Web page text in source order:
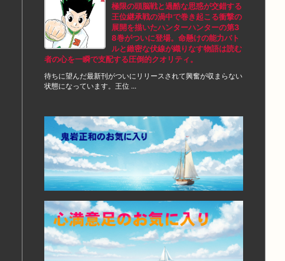
極限の頭脳戦と過酷な思惑が交錯する
王位継承戦の渦中で巻き起こる衝撃の
展開を描いたハンターハンターの第3
8巻がついに登場。命懸けの能力バト
ルと緻密な伏線が織りなす物語は読む
者の心を一瞬で支配する圧倒的クオリティ。
待ちに望んだ最新刊がついにリリースされて興奮が収まらない
状態になっています。王位 ...